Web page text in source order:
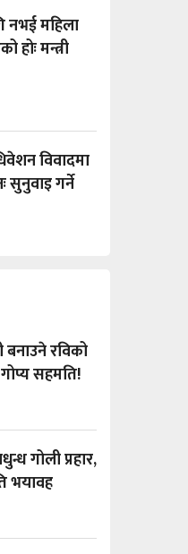
नभई महिला
होः मन्त्री
विवादमा
सुनुवाइ गर्ने
बनाउने रविको
सहमति!
गोली प्रहार,
भयावह